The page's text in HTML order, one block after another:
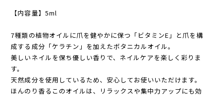
【内容量】5ml
7種類の植物オイルに爪を健やかに保つ「ビタミンE」と爪を構
成する成分「ケラチン」を加えたボタニカルオイル。
美しいネイルを保ち優しい香りで、ネイルケアを楽しく彩りま
す。
天然成分を使用しているため、安心してお使いいただけます。
ほんのり香るこのオイルは、リラックスや集中力アップにも効